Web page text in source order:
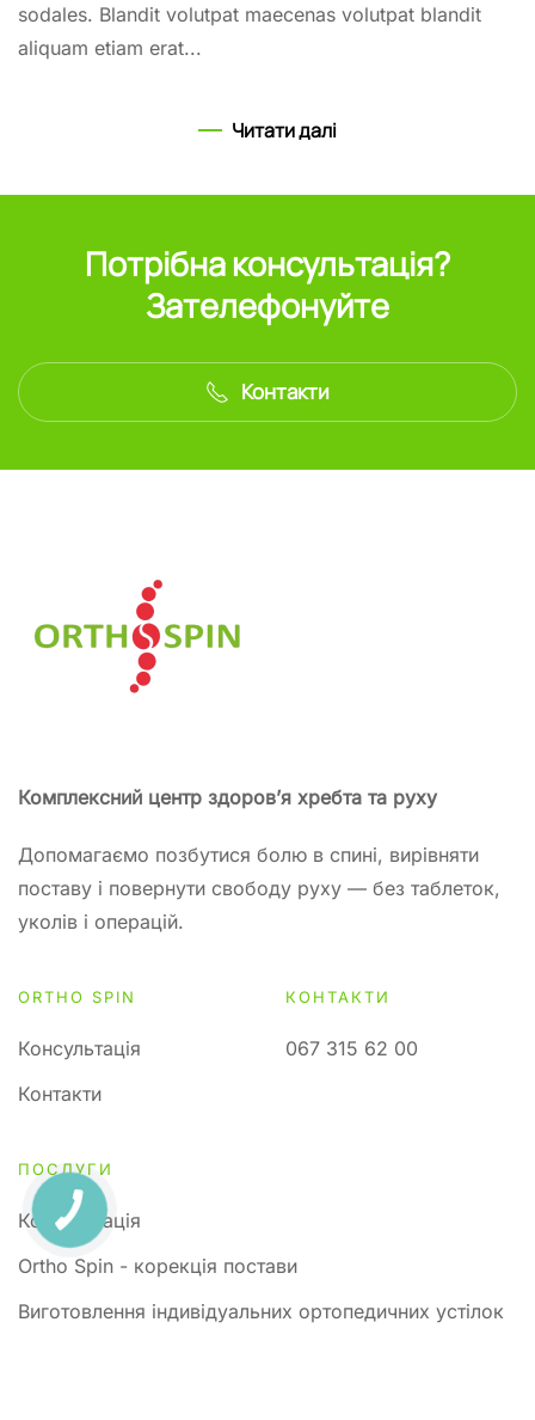
sodales. Blandit volutpat maecenas volutpat blandit
aliquam etiam erat...
Читати далі
Потрібна консультація?
Зателефонуйте
Контакти
Комплексний центр здоров’я хребта та руху
Допомагаємо позбутися болю в спині, вирівняти
поставу і повернути свободу руху — без таблеток,
уколів і операцій.
ORTHO SPIN
Консультація
Контакти
КОНТАКТИ
067 315 62 00
ПОСЛУГИ
Консультація
Ortho Spin - корекція постави
Виготовлення індивідуальних ортопедичних устілок